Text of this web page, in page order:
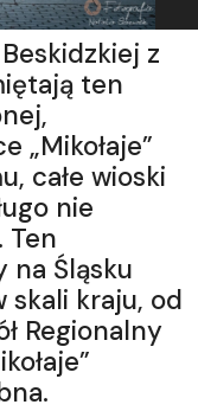
z
ten
„Mikołaje”
całe wioski
nie
Ten
Śląsku
skali kraju, od
Regionalny